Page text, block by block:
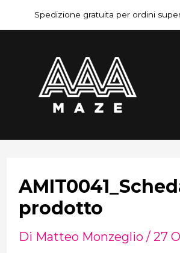
al
contenuto
Spedizione gratuita per ordini
prodotto
Di Matteo Monzeglio / 27
Navigazione
articoli